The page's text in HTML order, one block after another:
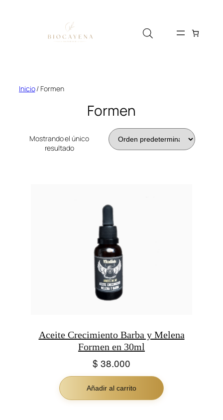
Inicio/ Formen
Formen
Mostrando el único
resultado
Aceite Crecimiento Barba y Melena
Formen en 30ml
$ 38.000
Añadir al carrito